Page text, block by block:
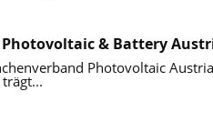
& Battery
Photovoltaic